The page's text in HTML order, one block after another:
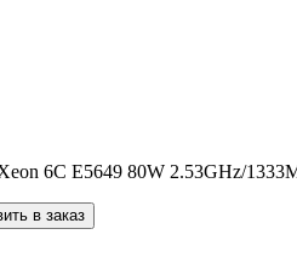
6C E5649 80W 2.53GHz/